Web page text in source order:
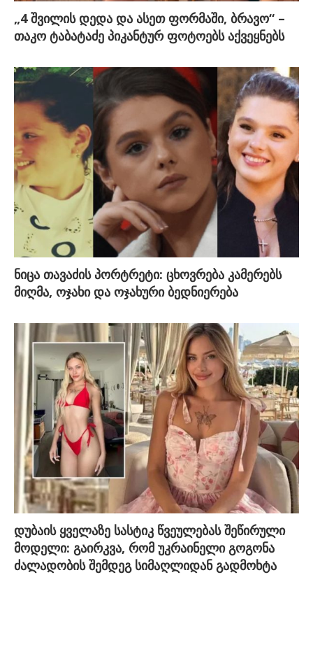
„4 შვილის დედა და ასეთ ფორმაში, ბრავო“ –
თაკო ტაბატაძე პიკანტურ ფოტოებს აქვეყნებს
ნიცა თავაძის პორტრეტი: ცხოვრება კამერებს
მიღმა, ოჯახი და ოჯახური ბედნიერება
დუბაის ყველაზე სასტიკ წვეულებას შეწირული
მოდელი: გაირკვა, რომ უკრაინელი გოგონა
ძალადობის შემდეგ სიმაღლიდან გადმოხტა